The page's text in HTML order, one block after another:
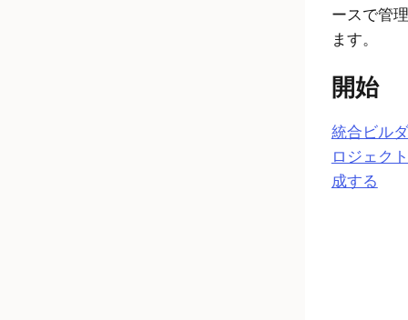
ースで管
ます。
開始
統合ビル
ロジェク
成する